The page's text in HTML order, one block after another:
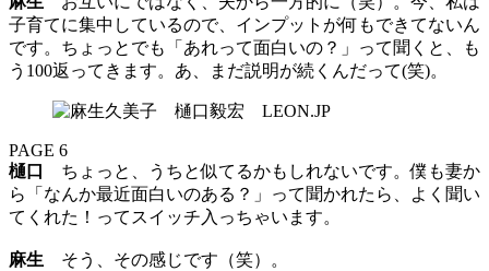
子育てに集中しているので、インプットが何もできてないん
です。ちょっとでも「あれって面白いの？」って聞くと、も
う100返ってきます。あ、まだ説明が続くんだって(笑)。
PAGE 6
樋口
ちょっと、うちと似てるかもしれないです。僕も妻か
ら「なんか最近面白いのある？」って聞かれたら、よく聞い
てくれた！ってスイッチ入っちゃいます。
麻生 そう、その感じです（笑）。